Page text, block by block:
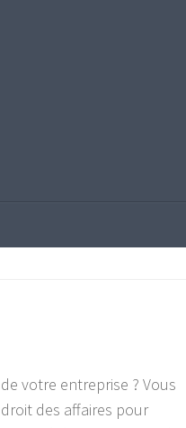
votre entreprise ? Vous
des affaires pour